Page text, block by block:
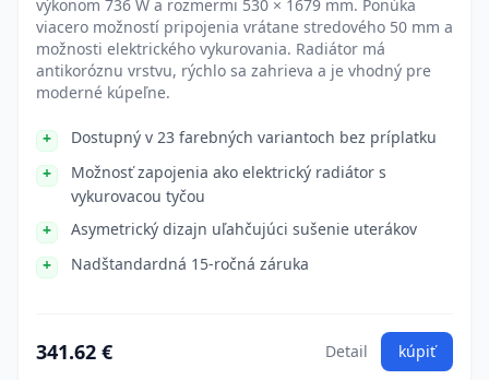
výkonom 736 W a rozmermi 530 × 1679 mm. Ponúka
viacero možností pripojenia vrátane stredového 50 mm a
možnosti elektrického vykurovania. Radiátor má
antikoróznu vrstvu, rýchlo sa zahrieva a je vhodný pre
moderné kúpeľne.
Dostupný v 23 farebných variantoch bez príplatku
Možnosť zapojenia ako elektrický radiátor s
vykurovacou tyčou
Asymetrický dizajn uľahčujúci sušenie uterákov
Nadštandardná 15-ročná záruka
341.62 € Detail kúpiť